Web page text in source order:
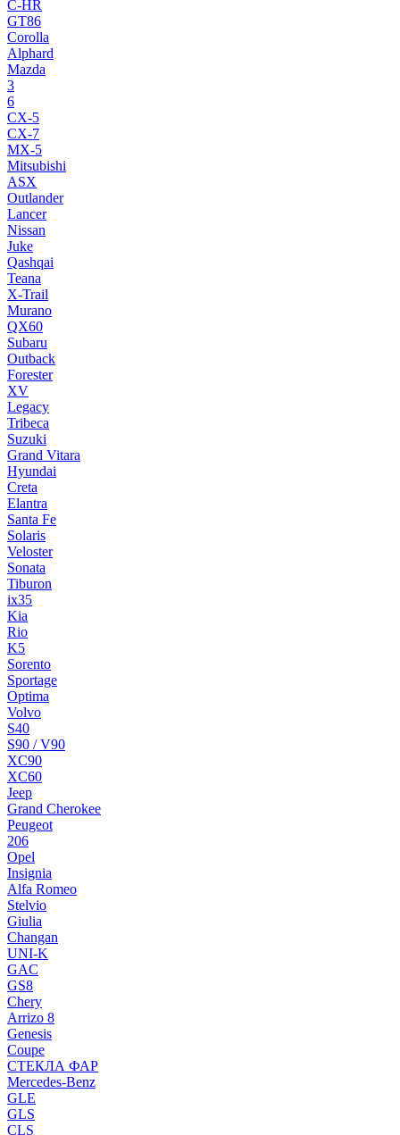
C-HR
GT86
Corolla
Alphard
Mazda
3
6
CX-5
CX-7
MX-5
Mitsubishi
ASX
Outlander
Lancer
Nissan
Juke
Qashqai
Teana
X-Trail
Murano
QX60
Subaru
Outback
Forester
XV
Legacy
Tribeca
Suzuki
Grand Vitara
Hyundai
Creta
Elantra
Santa Fe
Solaris
Veloster
Sonata
Tiburon
ix35
Kia
Rio
K5
Sorento
Sportage
Optima
Volvo
S40
S90 / V90
XC90
XC60
Jeep
Grand Cherokee
Peugeot
206
Opel
Insignia
Alfa Romeo
Stelvio
Giulia
Changan
UNI-K
GAC
GS8
Chery
Arrizo 8
Genesis
Coupe
СТЕКЛА ФАР
Mercedes-Benz
GLE
GLS
CLS